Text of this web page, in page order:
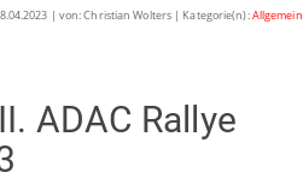
| von: Christian Wolters | Kategorie(n):Allgemein
ADAC Rallye